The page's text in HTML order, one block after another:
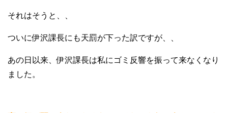
それはそうと、、
ついに伊沢課長にも天罰が下った訳ですが、、
あの日以来、伊沢課長は私にゴミ反響を振って来なくなり
ました。